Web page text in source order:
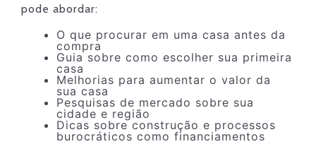
pode abordar:
O que procurar em uma casa antes da
compra
Guia sobre como escolher sua primeira
casa
Melhorias para aumentar o valor da
sua casa
Pesquisas de mercado sobre sua
cidade e região
Dicas sobre construção e processos
burocráticos como financiamentos